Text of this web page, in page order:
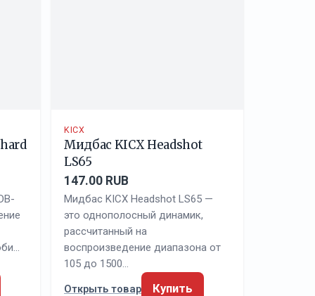
KICX
Мидбас KICX Headshot
LS65
147.00 RUB
Мидбас KICX Headshot LS65 —
это однополосный динамик,
рассчитанный на
воспроизведение диапазона от
105 до 1500…
Открыть товар
Купить